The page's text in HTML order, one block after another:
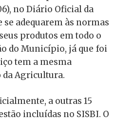
no Diário Oficial da
se adequarem às normas
produtos em todo o
do Município, já que foi
tem a mesma
Agricultura.
a outras 15
incluídas no SISBI. O